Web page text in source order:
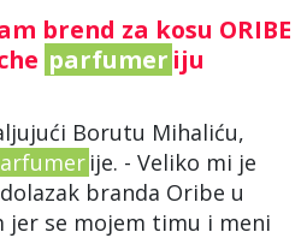
brend za kosu ORIBE
parfumer iju
Borutu Mihaliću,
ije. - Veliko mi je
branda Oribe u
jer se mojem timu i meni